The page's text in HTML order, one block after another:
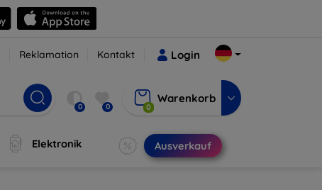
Reklamation Kontakt Login
0 0 0
Warenkorb
Elektronik Ausverkauf